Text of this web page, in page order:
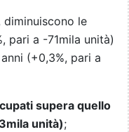
le
pari a -71mila unità)
(+0,3%, pari a
supera quello
unità);